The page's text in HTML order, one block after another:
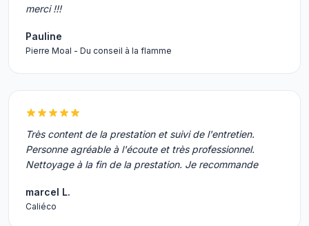
merci !!!
Pauline
Pierre Moal - Du conseil à la flamme
Très content de la prestation et suivi de l'entretien.
Personne agréable à l'écoute et très professionnel.
Nettoyage à la fin de la prestation. Je recommande
marcel L.
Caliéco